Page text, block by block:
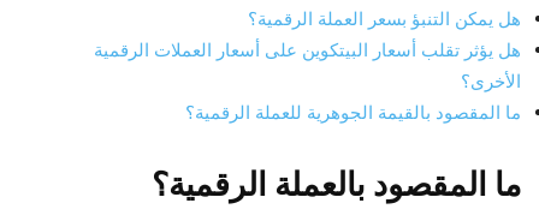
هل يمكن التنبؤ بسعر العملة الرقمية؟
هل يؤثر تقلب أسعار البيتكوين على أسعار العملات الرقمية
الأخرى؟
ما المقصود بالقيمة الجوهرية للعملة الرقمية؟
ما المقصود بالعملة الرقمية؟